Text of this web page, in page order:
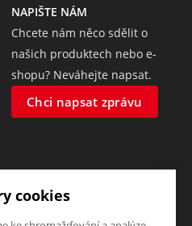
NAPIŠTE NÁM
Chcete nám něco sdělit o
našich produktech nebo e-
shopu? Neváhejte napsat.
Chci napsat zprávu
cookies